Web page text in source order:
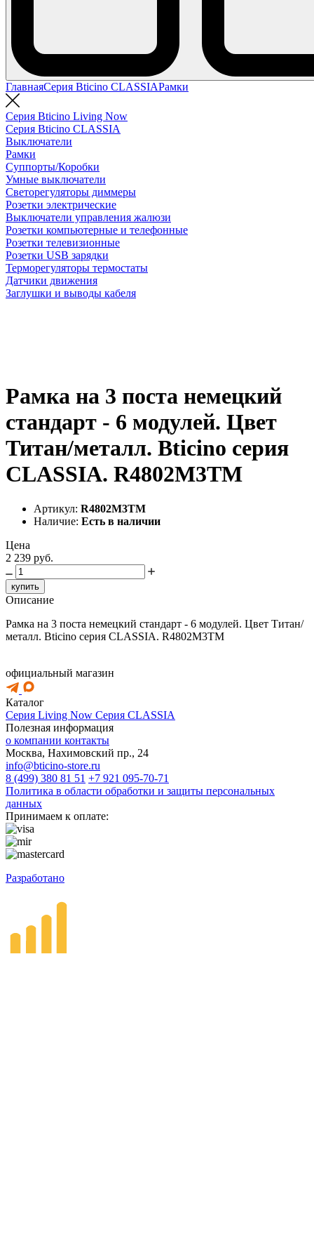
ГлавнаяСерия Bticino CLASSIAРамки
Серия Bticino Living Now
Серия Bticino CLASSIA
Выключатели
Рамки
Суппорты/Коробки
Умные выключатели
Светорегуляторы диммеры
Розетки электрические
Выключатели управления жалюзи
Розетки компьютерные и телефонные
Розетки телевизионные
Розетки USB зарядки
Терморегуляторы термостаты
Датчики движения
Заглушки и выводы кабеля
Рамка на 3 поста немецкий
стандарт - 6 модулей. Цвет
Титан/металл. Bticino серия
CLASSIA. R4802M3TM
Артикул: R4802M3TM
Наличие: Есть в наличии
Цена
2 239 руб.
купить
Описание
Рамка на 3 поста немецкий стандарт - 6 модулей. Цвет Титан/
металл. Bticino серия CLASSIA. R4802M3TM
официальный магазин
Каталог
Серия Living Now Серия CLASSIA
Полезная информация
о компании контакты
Москва, Нахимовский пр., 24
info@bticino-store.ru
8 (499) 380 81 51 +7 921 095-70-71
Политика в области обработки и защиты персональных
данных
Принимаем к оплате:
Разработано